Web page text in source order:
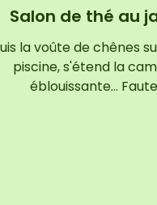
Salon de thé au
la voûte de chênes
piscine, s'étend la
éblouissante...